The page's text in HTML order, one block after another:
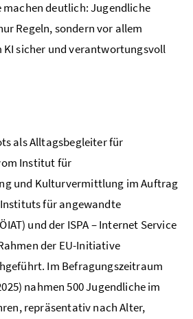
machen deutlich: Jugendliche
Regeln, sondern vor allem
sicher und verantwortungsvoll
als Alltagsbegleiter für
Institut für
und Kulturvermittlung im Auftrag
für angewandte
und der ISPA – Internet Service
der EU-Initiative
Im Befragungszeitraum
nahmen 500 Jugendliche im
repräsentativ nach Alter,